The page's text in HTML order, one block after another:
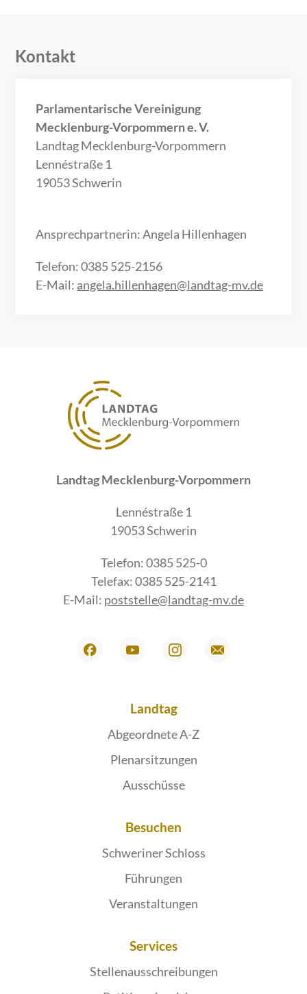
Kontakt
Parlamentarische Vereinigung
Mecklenburg-Vorpommern e. V.
Landtag Mecklenburg-Vorpommern
Lennéstraße 1
19053 Schwerin
Ansprechpartnerin: Angela Hillenhagen
Telefon: 0385 525-2156
E-Mail: angela.hillenhagen@landtag-mv.de
Landtag Mecklenburg-Vorpommern
Lennéstraße 1
19053 Schwerin
Telefon: 0385 525-0
Telefax: 0385 525-2141
E-Mail: poststelle@landtag-mv.de
Landtag
Abgeordnete A-Z
Plenarsitzungen
Ausschüsse
Besuchen
Schweriner Schloss
Führungen
Veranstaltungen
Services
Stellenausschreibungen